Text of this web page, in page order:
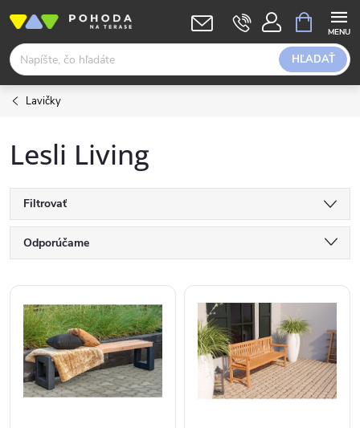
obsah
HĽADAŤ
KOŠÍK
Lavičky
Lesli Living
Filtrovať
R
a
d
e
n
Odporúčame
Najdrahšie
Abecedne
V
ý
p